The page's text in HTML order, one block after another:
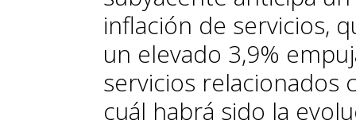
inflación de servicios,
un elevado 3,9%
servicios relacionados
cuál habrá sido la